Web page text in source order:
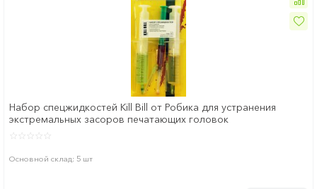
Набор спецжидкостей Kill Bill от Робика для устранения
экстремальных засоров печатающих головок
Основной склад: 5 шт